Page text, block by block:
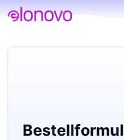
Bestellformul